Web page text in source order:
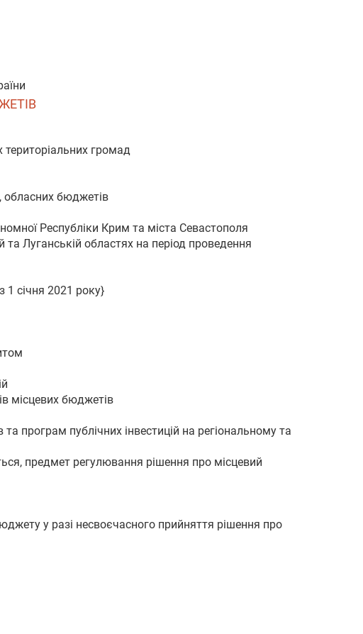
громад
обласних бюджетів
Республіки Крим та міста Севастополя
Луганській областях на період проведення
1 січня 2021 року}
місцевих бюджетів
програм публічних інвестицій на регіональному та
предмет регулювання рішення про місцевий
у разі несвоєчасного прийняття рішення про